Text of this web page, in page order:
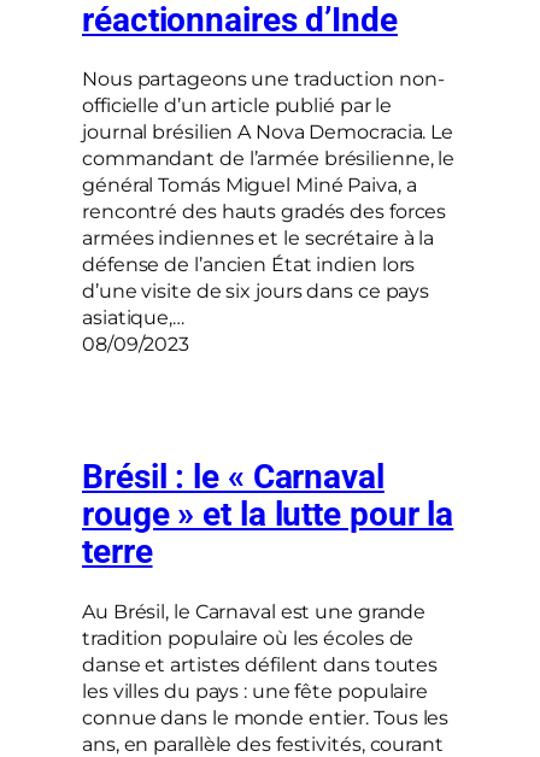
réactionnaires d’Inde
Nous partageons une traduction non-
officielle d’un article publié par le
journal brésilien A Nova Democracia. Le
commandant de l’armée brésilienne, le
général Tomás Miguel Miné Paiva, a
rencontré des hauts gradés des forces
armées indiennes et le secrétaire à la
défense de l’ancien État indien lors
d’une visite de six jours dans ce pays
asiatique,…
08/09/2023
Brésil : le « Carnaval
rouge » et la lutte pour la
terre
Au Brésil, le Carnaval est une grande
tradition populaire où les écoles de
danse et artistes défilent dans toutes
les villes du pays : une fête populaire
connue dans le monde entier. Tous les
ans, en parallèle des festivités, courant